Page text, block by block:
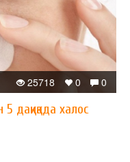
0
0
25718
дақиқада халос